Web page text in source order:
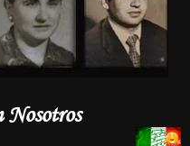
Nosotros